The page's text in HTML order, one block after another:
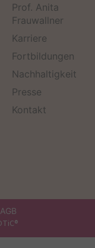
Prof. Anita
Frauwallner
Karriere
Fortbildungen
Nachhaltigkeit
Presse
Kontakt
AGB